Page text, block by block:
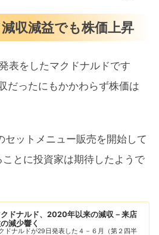
収減益でも株価上昇
表をしたマクドナルドです
だったにもかかわらず株価は
セットメニュー販売を開始して
とに投資家は期待したようで
ドナルド、2020年以来の減収－来店
減少響く
ドナルドが29日発表した４－６月（第２四半